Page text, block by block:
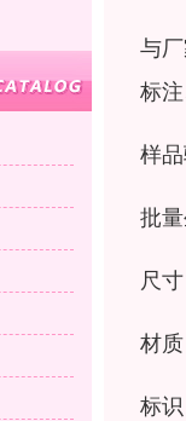
与
标
样
批
尺
材
标